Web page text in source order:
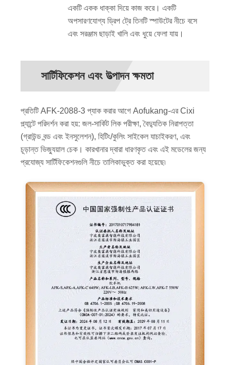
একটি একক ধাক্কা দিয়ে কাজ করে। একটি
অপসারণযোগ্য ড্রিপ ট্রে তিনটি স্পাউটের নীচে বসে
এবং সরঞ্জাম ছাড়াই খালি এবং ধুয়ে ফেলা যায়।
সার্টিফিকেশন এবং উত্পাদন ক্ষমতা
প্রতিটি AFK-2088-3 প্যাক করার আগে Aofukang-এর Cixi
প্ল্যান্টে পরিদর্শন করা হয়: জল-সার্কিট লিক পরীক্ষা, বৈদ্যুতিক নিরাপত্তা
(গ্রাউন্ড বন্ড এবং ইনসুলেশন), হিটিং/কুলিং সাইকেল যাচাইকরণ, এবং
চূড়ান্ত ভিজ্যুয়াল চেক। কারখানার দ্বারা ধারণকৃত এবং এই মডেলের জন্য
প্রযোজ্য সার্টিফিকেশনগুলি নীচে তালিকাভুক্ত করা হয়েছে৷